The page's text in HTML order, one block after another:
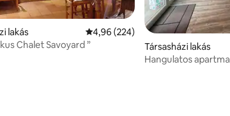
lakás Átlagos értékelés: 5/4,96, 224
4,96 (224)
Chalet Savoyard ”
Társasházi lakás
Hangulatos